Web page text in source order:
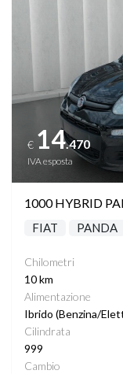
€ 14.470
IVA esposta
1000 HYBRID
FIAT PANDA
Chilometri
10 km
Alimentazione
Ibrido (Benzina/
Cilindrata
999
Cambio